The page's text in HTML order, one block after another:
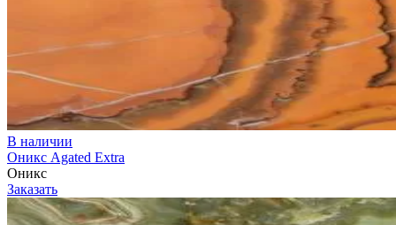
В наличии
Оникс Agated Extra
Оникс
Заказать